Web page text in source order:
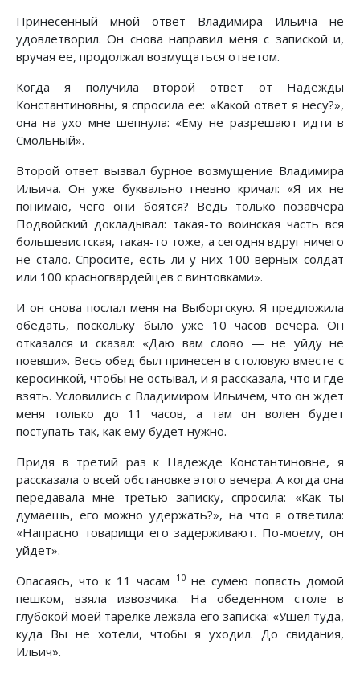
Принесенный мной ответ Владимира Ильича не
удовлетворил. Он снова направил меня с запиской и,
вручая ее, продолжал возмущаться ответом.
Когда я получила второй ответ от Надежды
Константиновны, я спросила ее: «Какой ответ я несу?»,
она на ухо мне шепнула: «Ему не разрешают идти в
Смольный».
Второй ответ вызвал бурное возмущение Владимира
Ильича. Он уже буквально гневно кричал: «Я их не
понимаю, чего они боятся? Ведь только позавчера
Подвойский докладывал: такая-то воинская часть вся
большевистская, такая-то тоже, а сегодня вдруг ничего
не стало. Спросите, есть ли у них 100 верных солдат
или 100 красногвардейцев с винтовками».
И он снова послал меня на Выборгскую. Я предложила
обедать, поскольку было уже 10 часов вечера. Он
отказался и сказал: «Даю вам слово — не уйду не
поевши». Весь обед был принесен в столовую вместе с
керосинкой, чтобы не остывал, и я рассказала, что и где
взять. Условились с Владимиром Ильичем, что он ждет
меня только до 11 часов, а там он волен будет
поступать так, как ему будет нужно.
Придя в третий раз к Надежде Константиновне, я
рассказала о всей обстановке этого вечера. А когда она
передавала мне третью записку, спросила: «Как ты
думаешь, его можно удержать?», на что я ответила:
«Напрасно товарищи его задерживают. По-моему, он
уйдет».
Опасаясь, что к 11 часам
10не сумею попасть домой
пешком, взяла извозчика. На обеденном столе в
глубокой моей тарелке лежала его записка: «Ушел туда,
куда Вы не хотели, чтобы я уходил. До свидания,
Ильич».